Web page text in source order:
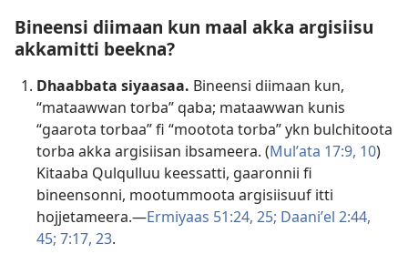
Bineensi diimaan kun maal akka argisiisu
akkamitti beekna?
Dhaabbata siyaasaa. Bineensi diimaan kun,
“mataawwan torba” qaba; mataawwan kunis
“gaarota torbaa” fi “mootota torba” ykn bulchitoota
torba akka argisiisan ibsameera. (Mulʼata 17:9, 10)
Kitaaba Qulqulluu keessatti, gaaronnii fi
bineensonni, mootummoota argisiisuuf itti
hojjetameera.—Ermiyaas 51:24, 25; Daaniʼel 2:44,
45; 7:17, 23.